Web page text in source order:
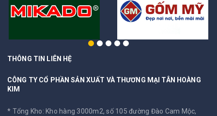
THÔNG TIN LIÊN HỆ
CÔNG TY CỔ PHẦN SẢN XUẤT VÀ THƯƠNG MẠI TÂN HOÀNG
KIM
* Tổng Kho: Kho hàng 3000m2, số 105 đường Đào Cam Mộc,